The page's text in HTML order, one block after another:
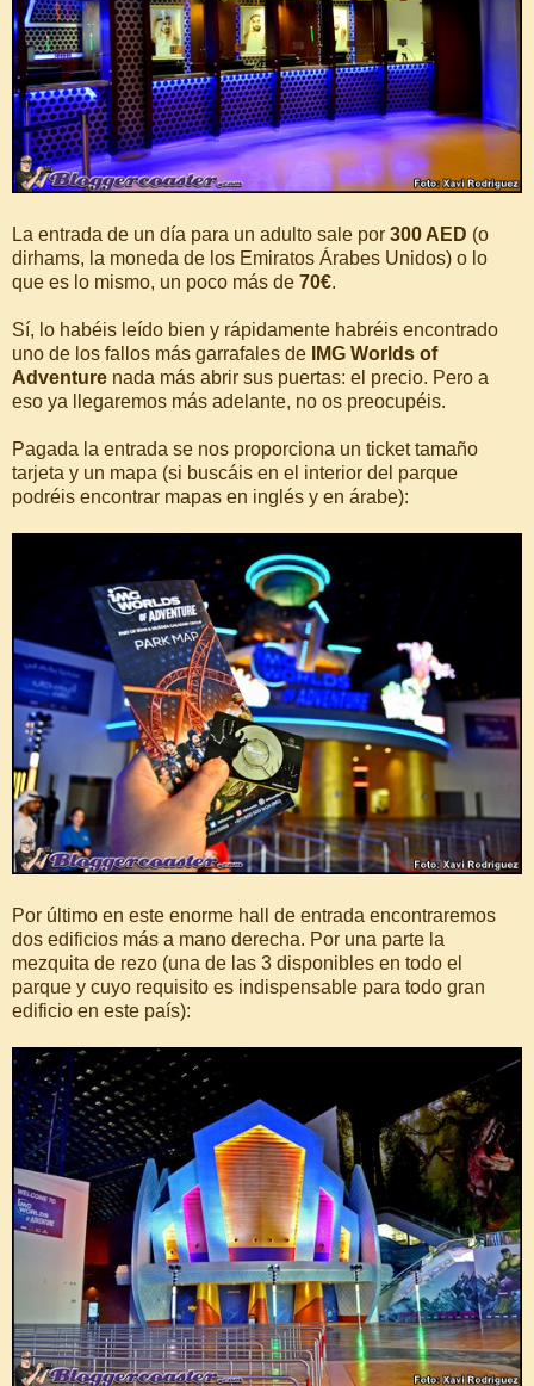
La entrada de un día para un adulto sale por 300 AED (o
dirhams, la moneda de los Emiratos Árabes Unidos) o lo
que es lo mismo, un poco más de 70€.
Sí, lo habéis leído bien y rápidamente habréis encontrado
uno de los fallos más garrafales de
IMG Worlds of
Adventure nada más abrir sus puertas: el precio. Pero a
eso ya llegaremos más adelante, no os preocupéis.
Pagada la entrada se nos proporciona un ticket tamaño
tarjeta y un mapa (si buscáis en el interior del parque
podréis encontrar mapas en inglés y en árabe):
Por último en este enorme hall de entrada encontraremos
dos edificios más a mano derecha. Por una parte la
mezquita de rezo (una de las 3 disponibles en todo el
parque y cuyo requisito es indispensable para todo gran
edificio en este país):